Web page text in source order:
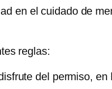
en el cuidado de
reglas:
del permiso,